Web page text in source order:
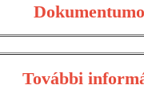
További